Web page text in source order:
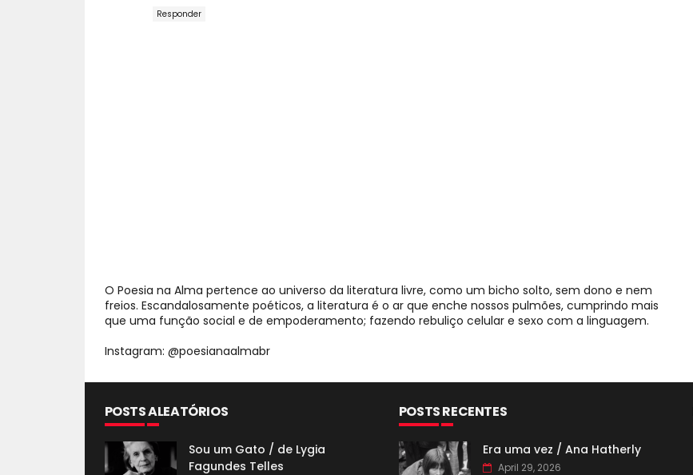
Responder
O Poesia na Alma pertence ao universo da literatura livre, como um bicho solto, sem dono e nem
freios. Escandalosamente poéticos, a literatura é o ar que enche nossos pulmões, cumprindo mais
que uma função social e de empoderamento; fazendo rebuliço celular e sexo com a linguagem.
Instagram: @poesianaalmabr
POSTS ALEATÓRIOS
Sou um Gato / de Lygia
Fagundes Telles
POSTS RECENTES
Era uma vez / Ana Hatherly
April 29, 2026